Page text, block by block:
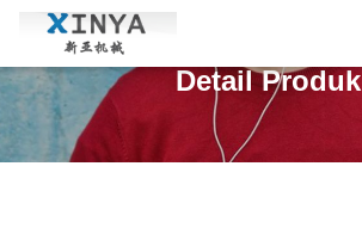
Detail Produk